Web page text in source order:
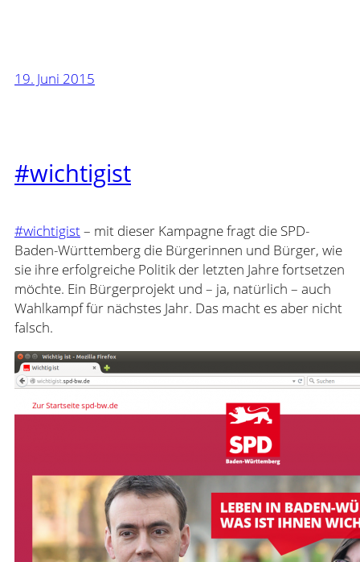
19. Juni 2015
#wichtigist
#wichtigist– mit dieser Kampagne fragt die SPD-
Baden-Württemberg die Bürgerinnen und Bürger, wie
sie ihre erfolgreiche Politik der letzten Jahre fortsetzen
möchte. Ein Bürgerprojekt und – ja, natürlich – auch
Wahlkampf für nächstes Jahr. Das macht es aber nicht
falsch.